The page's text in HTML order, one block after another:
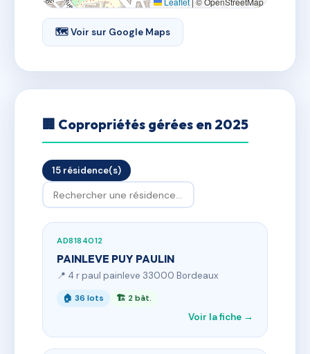
🗺 Voir sur Google Maps
🏢 Copropriétés gérées en 2025
15 résidence(s)
AD8184012
PAINLEVE PUY PAULIN
📍 4 r paul painleve 33000 Bordeaux
🏠 36 lots 🏗 2 bât.
Voir la fiche →